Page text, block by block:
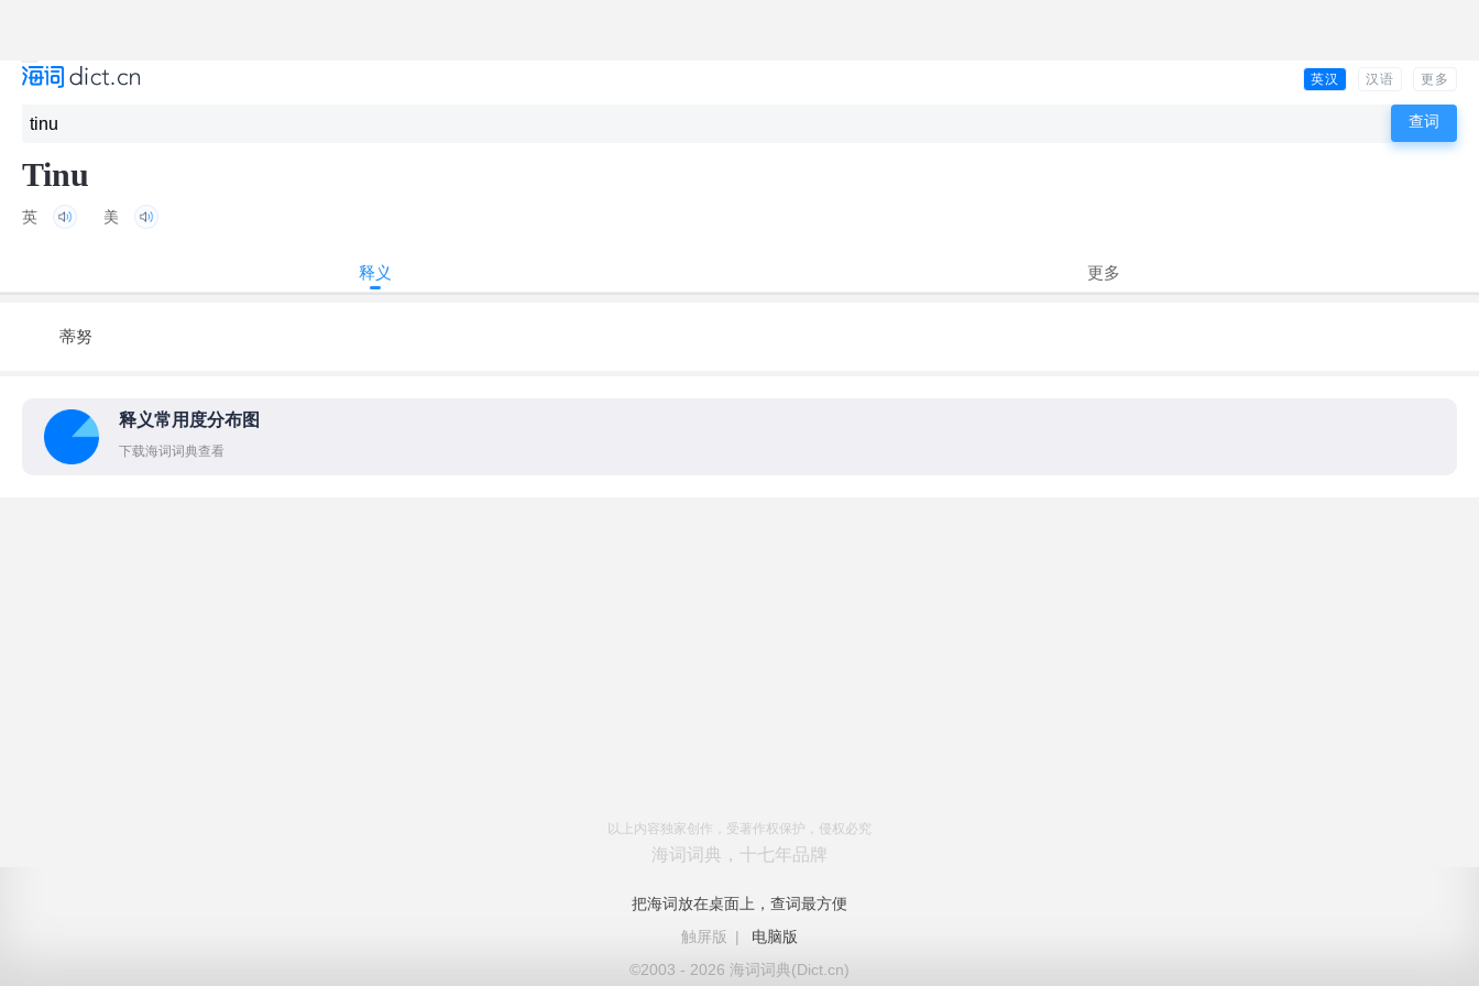
英汉 汉语 更多
Tinu
英 美
释义 更多
蒂努
释义常用度分布图
下载海词词典查看
以上内容独家创作，受著作权保护，侵权必究
海词词典，十七年品牌
把海词放在桌面上，查词最方便
触屏版
|
电脑版
©2003 - 2026 海词词典(Dict.cn)